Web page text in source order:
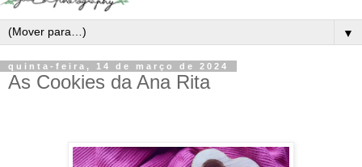
▼
quinta-feira, 14 de março de 2024
As Cookies da Ana Rita